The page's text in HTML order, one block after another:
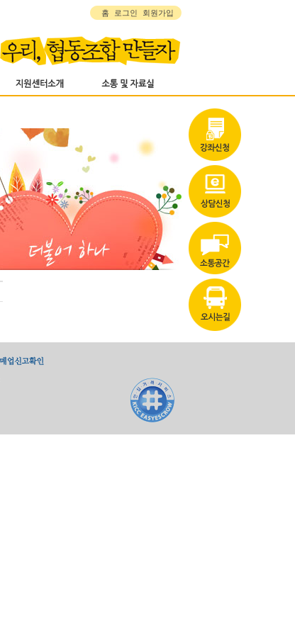
홈 로그인 회원가입